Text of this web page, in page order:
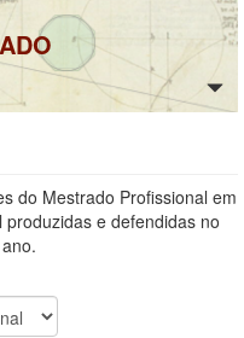
do Mestrado Profissional em
e defendidas no